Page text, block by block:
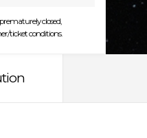
closed,
ticket conditions.